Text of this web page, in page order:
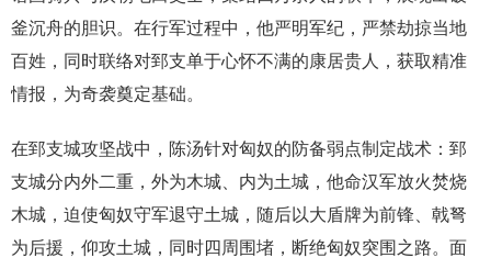
釜沉舟的胆识。在行军过程中，他严明军纪，严禁劫掠当地
百姓，同时联络对郅支单于心怀不满的康居贵人，获取精准
情报，为奇袭奠定基础。
在郅支城攻坚战中，陈汤针对匈奴的防备弱点制定战术：郅
支城分内外二重，外为木城、内为土城，他命汉军放火焚烧
木城，迫使匈奴守军退守土城，随后以大盾牌为前锋、戟弩
为后援，仰攻土城，同时四周围堵，断绝匈奴突围之路。面